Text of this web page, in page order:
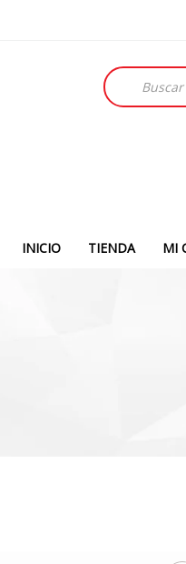
Búsqueda
de
productos
INICIO TIENDA MI